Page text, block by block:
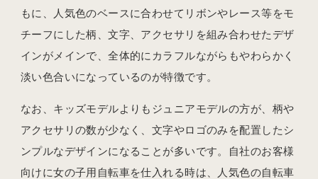
もに、人気色のベースに合わせてリボンやレース等をモ
チーフにした柄、文字、アクセサリを組み合わせたデザ
インがメインで、全体的にカラフルながらもやわらかく
淡い色合いになっているのが特徴です。
なお、キッズモデルよりもジュニアモデルの方が、柄や
アクセサリの数が少なく、文字やロゴのみを配置したシ
ンプルなデザインになることが多いです。自社のお客様
向けに女の子用自転車を仕入れる時は、人気色の自転車